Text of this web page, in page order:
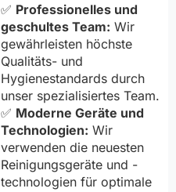
✅ Professionelles und
geschultes Team: Wir
gewährleisten höchste
Qualitäts- und
Hygienestandards durch
unser spezialisiertes Team.
✅ Moderne Geräte und
Technologien: Wir
verwenden die neuesten
Reinigungsgeräte und -
technologien für optimale